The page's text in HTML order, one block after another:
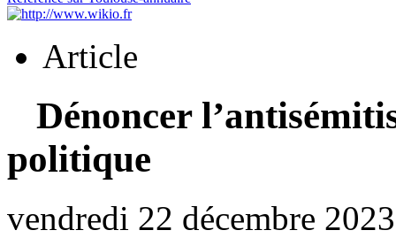
Article
Dénoncer
politique
vendredi 22 décembre